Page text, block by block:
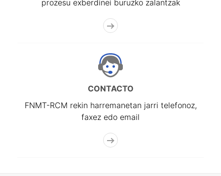
prozesu exberdinei buruzko zalantzak
CONTACTO
FNMT-RCM rekin harremanetan jarri telefonoz,
faxez edo email